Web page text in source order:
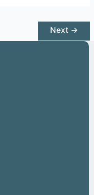
Next →